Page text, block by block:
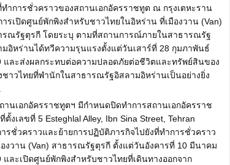
ทำการชั่วคราวของสถานเอกอัครราชทูต ณ กรุงเตหะราน
ารเปิดศูนย์พักพิงสำหรับชาวไทยในอิหร่าน ที่เมืองวาน (Van)
รณรัฐตุรกี โดยระบุ ตามที่สถานการณ์ภายในสาธารณรัฐ
มอิหร่านได้ทวีความรุนแรงตั้งแต่วันเสาร์ที่ 28 กุมภาพันธ์
และส่งผลกระทบต่อความปลอดภัยต่อชีวิตและทรัพย์สินของ
ชาวไทยที่พำนักในสาธารณรัฐอิสลามอิหร่านเป็นอย่างยิ่ง
านเอกอัครราชทูตฯ มีกำหนดปิดทำการสถานเอกอัครราช
ตั้งเลขที่ 5 Esteghlal Alley, Ibn Sina Street, Tehran
ารชั่วคราวและย้ายการปฏิบัติภารกิจไปยังที่ทำการชั่วคราว
งวาน (Van) สาธารณรัฐตุรกี ตั้งแต่วันอังคารที่ 10 มีนาคม
และเปิดศูนย์พักพิงสำหรับชาวไทยที่เดินทางออกจาก